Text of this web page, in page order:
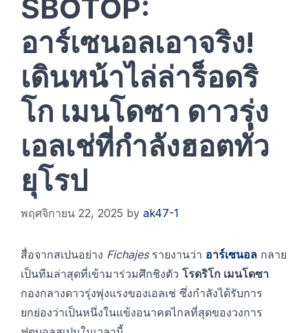
SBOTOP:
อาร์เซนอลเอาจริง!
เดินหน้าไล่ล่าร็อดริ
โก เมนโดซา ดาวรุ่ง
เอลเช่ที่กำลังฮอตทั่ว
ยุโรป
พฤศจิกายน 22, 2025 by ak47-1
สื่อจากสเปนอย่าง Fichajesรายงานว่า อาร์เซนอล กลาย
เป็นทีมล่าสุดที่เข้ามาร่วมศึกชิงตัว โรดริโก เมนโดซา
กองกลางดาวรุ่งพุ่งแรงของเอลเช่ ซึ่งกำลังได้รับการ
ยกย่องว่าเป็นหนึ่งในแข้งอนาคตไกลที่สุดของวงการ